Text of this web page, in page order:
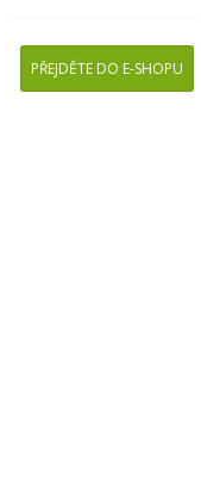
PŘEJDĚTE DO E-SHOPU